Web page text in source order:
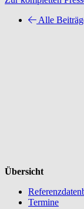
Alle
Übersicht
Termine